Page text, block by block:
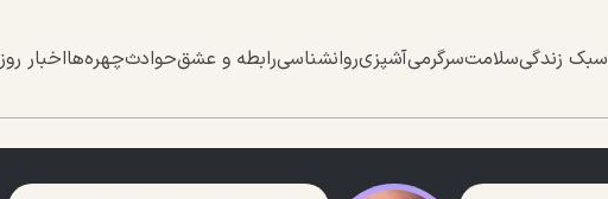
سبک زندگیسلامتسرگرمیآشپزیروانشناسیرابطه و عشقحوادثچهره‌هااخبار روز